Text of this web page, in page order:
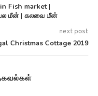
Fish market |
மீன் | கலவை மீன்
next post
Christmas Cottage 2019